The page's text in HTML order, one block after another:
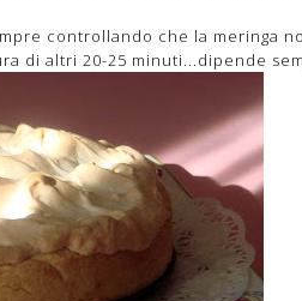
controllando che la meringa
di altri 20-25 minuti...dipende